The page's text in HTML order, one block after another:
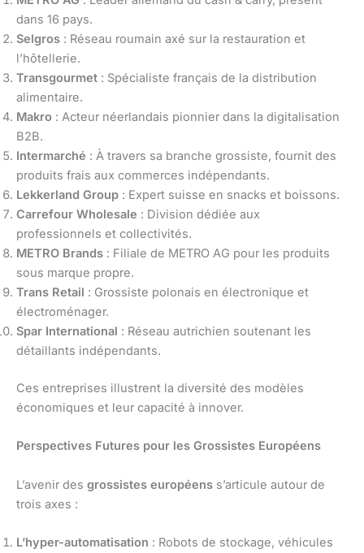
dans 16 pays.
Selgros : Réseau roumain axé sur la restauration et
l’hôtellerie.
Transgourmet : Spécialiste français de la distribution
alimentaire.
Makro : Acteur néerlandais pionnier dans la digitalisation
B2B.
Intermarché : À travers sa branche grossiste, fournit des
produits frais aux commerces indépendants.
Lekkerland Group : Expert suisse en snacks et boissons.
Carrefour Wholesale : Division dédiée aux
professionnels et collectivités.
METRO Brands : Filiale de METRO AG pour les produits
sous marque propre.
Trans Retail : Grossiste polonais en électronique et
électroménager.
Spar International : Réseau autrichien soutenant les
détaillants indépendants.
Ces entreprises illustrent la diversité des modèles
économiques et leur capacité à innover.
Perspectives Futures pour les Grossistes Européens
L’avenir des grossistes européens s’articule autour de
trois axes :
L’hyper-automatisation : Robots de stockage, véhicules